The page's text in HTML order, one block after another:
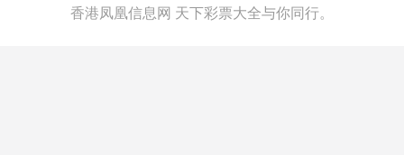
香港凤凰信息网 天下彩票大全与你同行。